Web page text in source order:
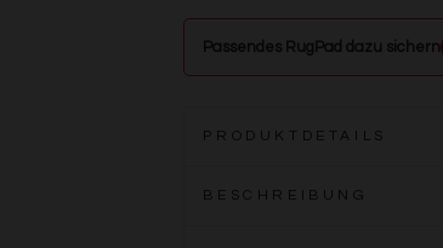
Passendes RugPad dazu sichern
PRODUKTDETAILS
BESCHREIBUNG